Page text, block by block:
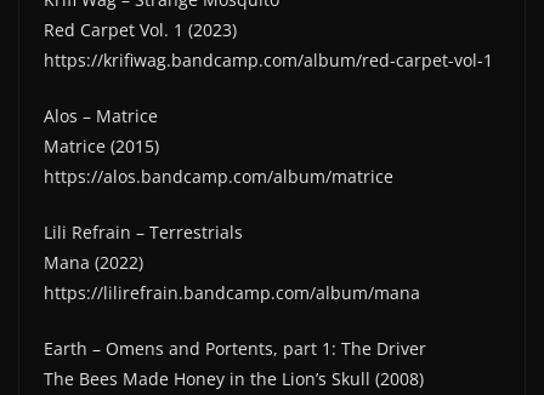
Red Carpet Vol. 1 (2023)
https://krifiwag.bandcamp.com/album/red-carpet-vol-1
Alos – Matrice
Matrice (2015)
https://alos.bandcamp.com/album/matrice
Lili Refrain – Terrestrials
Mana (2022)
https://lilirefrain.bandcamp.com/album/mana
Earth – Omens and Portents, part 1: The Driver
The Bees Made Honey in the Lion’s Skull (2008)